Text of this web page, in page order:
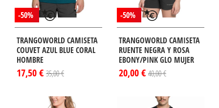
-50%
TRANGOWORLD CAMISETA
COUVET AZUL BLUE CORAL
HOMBRE
17,50 € 35,00 €
-50%
TRANGOWORLD CAMISETA
RUENTE NEGRA Y ROSA
EBONY/PINK GLO MUJER
20,00 € 40,00 €